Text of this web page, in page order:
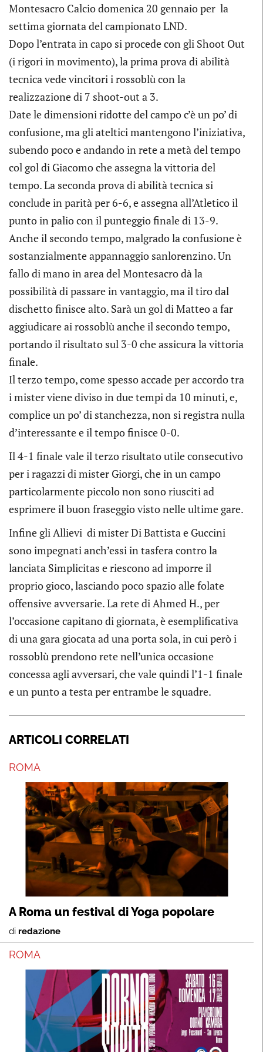
Montesacro Calcio domenica 20 gennaio per la
settima giornata del campionato LND.
Dopo l’entrata in capo si procede con gli Shoot Out
(i rigori in movimento), la prima prova di abilità
tecnica vede vincitori i rossoblù con la
realizzazione di 7 shoot-out a 3.
Date le dimensioni ridotte del campo c’è un po’ di
confusione, ma gli ateltici mantengono l’iniziativa,
subendo poco e andando in rete a metà del tempo
col gol di Giacomo che assegna la vittoria del
tempo. La seconda prova di abilità tecnica si
conclude in parità per 6-6, e assegna all’Atletico il
punto in palio con il punteggio finale di 13-9.
Anche il secondo tempo, malgrado la confusione è
sostanzialmente appannaggio sanlorenzino. Un
fallo di mano in area del Montesacro dà la
possibilità di passare in vantaggio, ma il tiro dal
dischetto finisce alto. Sarà un gol di Matteo a far
aggiudicare ai rossoblù anche il secondo tempo,
portando il risultato sul 3-0 che assicura la vittoria
finale.
Il terzo tempo, come spesso accade per accordo tra
i mister viene diviso in due tempi da 10 minuti, e,
complice un po’ di stanchezza, non si registra nulla
d’interessante e il tempo finisce 0-0.
Il 4-1 finale vale il terzo risultato utile consecutivo
per i ragazzi di mister Giorgi, che in un campo
particolarmente piccolo non sono riusciti ad
esprimere il buon fraseggio visto nelle ultime gare.
Infine gli Allievi di mister Di Battista e Guccini
sono impegnati anch’essi in tasfera contro la
lanciata Simplicitas e riescono ad imporre il
proprio gioco, lasciando poco spazio alle folate
offensive avversarie. La rete di Ahmed H., per
l’occasione capitano di giornata, è esemplificativa
di una gara giocata ad una porta sola, in cui però i
rossoblù prendono rete nell’unica occasione
concessa agli avversari, che vale quindi l’1-1 finale
e un punto a testa per entrambe le squadre.
ARTICOLI CORRELATI
ROMA
A Roma un festival di Yoga popolare
di redazione
ROMA